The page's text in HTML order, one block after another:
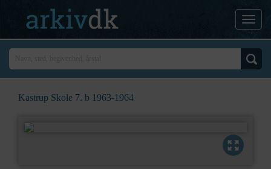
Kastrup Skole 7. b 1963-1964